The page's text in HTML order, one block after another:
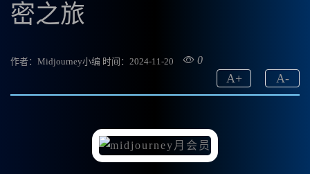
密之旅
作者：Midjourney小编 时间：2024-11-20 0
A-
A+